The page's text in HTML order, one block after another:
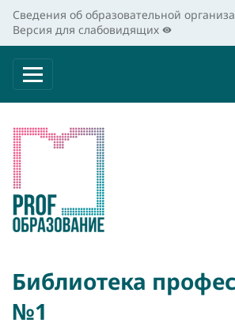
Сведения об образовательной
Версия для слабовидящих
Библиотека
№1